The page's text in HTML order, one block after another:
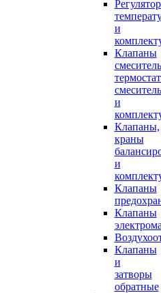
и
Клапаны
и
Клапаны,
краны
и
Клапаны
Клапаны
Клапаны
и
затворы
обратные